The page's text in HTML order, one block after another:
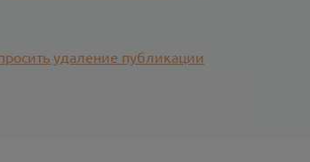
удаление публикации